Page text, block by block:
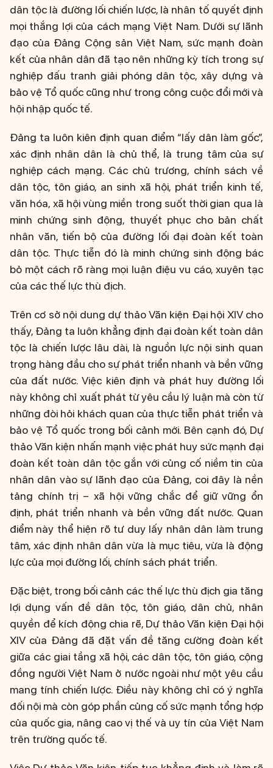
dân tộc là đường lối chiến lược, là nhân tố quyết định
mọi thắng lợi của cách mạng Việt Nam. Dưới sự lãnh
đạo của Đảng Cộng sản Việt Nam, sức mạnh đoàn
kết của nhân dân đã tạo nên những kỳ tích trong sự
nghiệp đấu tranh giải phóng dân tộc, xây dựng và
bảo vệ Tổ quốc cũng như trong công cuộc đổi mới và
hội nhập quốc tế.
Đảng ta luôn kiên định quan điểm “lấy dân làm gốc”,
xác định nhân dân là chủ thể, là trung tâm của sự
nghiệp cách mạng. Các chủ trương, chính sách về
dân tộc, tôn giáo, an sinh xã hội, phát triển kinh tế,
văn hóa, xã hội vùng miền trong suốt thời gian qua là
minh chứng sinh động, thuyết phục cho bản chất
nhân văn, tiến bộ của đường lối đại đoàn kết toàn
dân tộc. Thực tiễn đó là minh chứng sinh động bác
bỏ một cách rõ ràng mọi luận điệu vu cáo, xuyên tạc
của các thế lực thù địch.
Trên cơ sở nội dung dự thảo Văn kiện Đại hội XIV cho
thấy, Đảng ta luôn khẳng định đại đoàn kết toàn dân
tộc là chiến lược lâu dài, là nguồn lực nội sinh quan
trọng hàng đầu cho sự phát triển nhanh và bền vững
của đất nước. Việc kiên định và phát huy đường lối
này không chỉ xuất phát từ yêu cầu lý luận mà còn từ
những đòi hỏi khách quan của thực tiễn phát triển và
bảo vệ Tổ quốc trong bối cảnh mới. Bên cạnh đó, Dự
thảo Văn kiện nhấn mạnh việc phát huy sức mạnh đại
đoàn kết toàn dân tộc gắn với củng cố niềm tin của
nhân dân vào sự lãnh đạo của Đảng, coi đây là nền
tảng chính trị – xã hội vững chắc để giữ vững ổn
định, phát triển nhanh và bền vững đất nước. Quan
điểm này thể hiện rõ tư duy lấy nhân dân làm trung
tâm, xác định nhân dân vừa là mục tiêu, vừa là động
lực của mọi đường lối, chính sách phát triển.
Đặc biệt, trong bối cảnh các thế lực thù địch gia tăng
lợi dụng vấn đề dân tộc, tôn giáo, dân chủ, nhân
quyền để kích động chia rẽ, Dự thảo Văn kiện Đại hội
XIV của Đảng đã đặt vấn đề tăng cường đoàn kết
giữa các giai tầng xã hội, các dân tộc, tôn giáo, cộng
đồng người Việt Nam ở nước ngoài như một yêu cầu
mang tính chiến lược. Điều này không chỉ có ý nghĩa
đối nội mà còn góp phần củng cố sức mạnh tổng hợp
của quốc gia, nâng cao vị thế và uy tín của Việt Nam
trên trường quốc tế.